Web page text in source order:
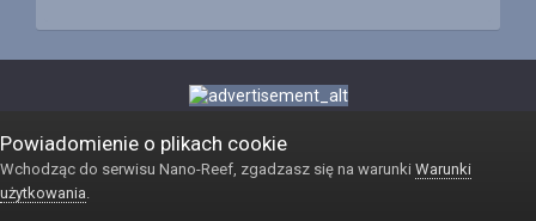
Powiadomienie o plikach cookie
Wchodząc do serwisu Nano-Reef, zgadzasz się na warunki Warunki
użytkowania.